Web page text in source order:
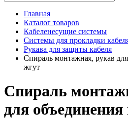
Главная
Каталог товаров
Кабеленесущие системы
Системы для прокладки
Рукава для защиты кабеля
Спираль монтажная, рукав
жгут
Спираль
для объединения